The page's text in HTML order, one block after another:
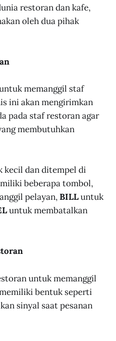
restoran dan kafe,
oleh dua pihak
memanggil staf
ini akan mengirimkan
pada staf restoran agar
membutuhkan
kecil dan ditempel di
beberapa tombol,
pelayan,BILLuntuk
untuk membatalkan
untuk memanggil
bentuk seperti
sinyal saat pesanan